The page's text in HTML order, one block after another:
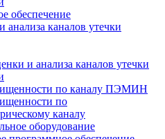
обеспечение
анализа каналов утечки
и анализа каналов утечки
по каналу ПЭМИН
по
каналу
оборудование